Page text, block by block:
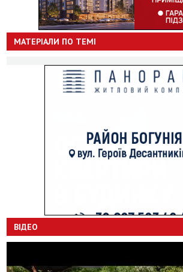
МАТЕРІАЛИ ПО ТЕМІ
ВІДЕО